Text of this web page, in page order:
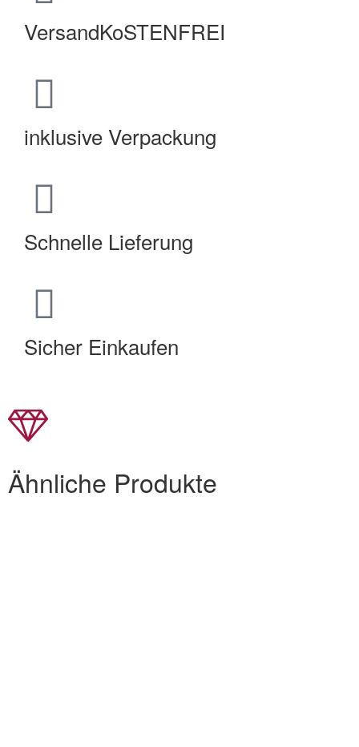
VersandKoSTENFREI
inklusive Verpackung
Schnelle Lieferung
Sicher Einkaufen
Ähnliche Produkte